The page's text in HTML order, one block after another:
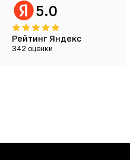
5.0
Рейтинг Яндекс
342 оценки